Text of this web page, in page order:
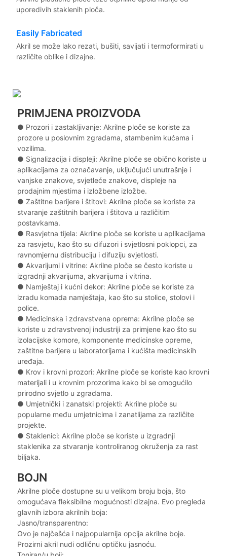
uporedivih staklenih ploča.
Easily Fabricated
Akril se može lako rezati, bušiti, savijati i termoformirati u
različite oblike i dizajne.
PRIMJENA PROIZVODA
● Prozori i zastakljivanje: Akrilne ploče se koriste za
prozore u poslovnim zgradama, stambenim kućama i
vozilima.
● Signalizacija i displeji: Akrilne ploče se obično koriste u
aplikacijama za označavanje, uključujući unutrašnje i
vanjske znakove, svjetleće znakove, displeje na
prodajnim mjestima i izložbene izložbe.
● Zaštitne barijere i štitovi: Akrilne ploče se koriste za
stvaranje zaštitnih barijera i štitova u različitim
postavkama.
● Rasvjetna tijela: Akrilne ploče se koriste u aplikacijama
za rasvjetu, kao što su difuzori i svjetlosni poklopci, za
ravnomjernu distribuciju i difuziju svjetlosti.
● Akvarijumi i vitrine: Akrilne ploče se često koriste u
izgradnji akvarijuma, akvarijuma i vitrina.
● Namještaj i kućni dekor: Akrilne ploče se koriste za
izradu komada namještaja, kao što su stolice, stolovi i
police.
● Medicinska i zdravstvena oprema: Akrilne ploče se
koriste u zdravstvenoj industriji za primjene kao što su
izolacijske komore, komponente medicinske opreme,
zaštitne barijere u laboratorijama i kućišta medicinskih
uređaja.
● Krov i krovni prozori: Akrilne ploče se koriste kao krovni
materijali i u krovnim prozorima kako bi se omogućilo
prirodno svjetlo u zgradama.
● Umjetnički i zanatski projekti: Akrilne ploče su
popularne među umjetnicima i zanatlijama za različite
projekte.
● Staklenici: Akrilne ploče se koriste u izgradnji
staklenika za stvaranje kontroliranog okruženja za rast
biljaka.
BOJN
Akrilne ploče dostupne su u velikom broju boja, što
omogućava fleksibilne mogućnosti dizajna. Evo pregleda
glavnih izbora akrilnih boja:
Jasno/transparentno:
Ovo je najčešća i najpopularnija opcija akrilne boje.
Prozirni akril nudi odličnu optičku jasnoću.